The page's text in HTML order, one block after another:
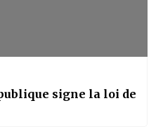
signe la loi de